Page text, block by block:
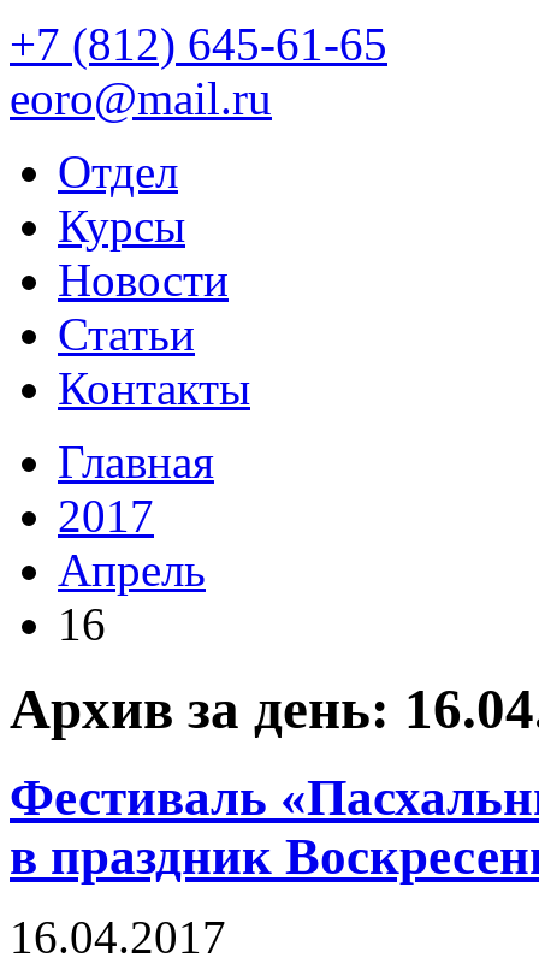
+7 (812) 645-61-65
eoro@mail.ru
Отдел
Курсы
Новости
Статьи
Контакты
Главная
2017
Апрель
16
Архив за день:
Фестиваль
в праздник
16.04.2017